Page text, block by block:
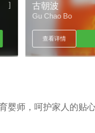
] 古朝波
Gu Chao Bo
查看详情
婴师，呵护家人的贴